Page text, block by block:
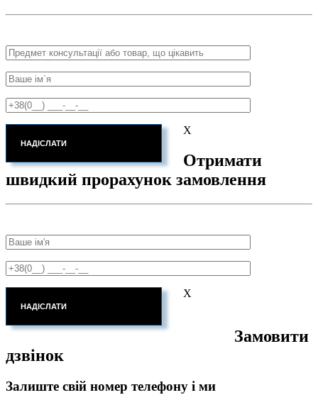
X
Отримати
швидкий прорахунок замовлення
X
Замовити
дзвінок
Залиште свій номер телефону і ми